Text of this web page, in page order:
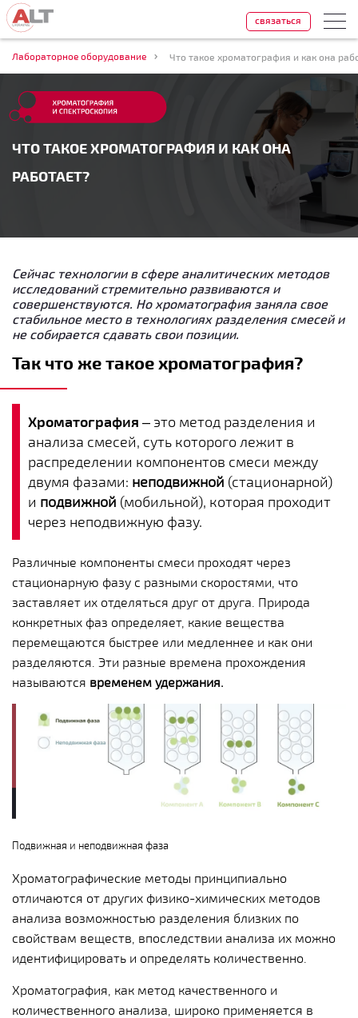
Лабораторное оборудование Что такое хроматография и как она
ЧТО ТАКОЕ ХРОМАТОГРАФИЯ И КАК ОНА
РАБОТАЕТ?
связаться
Сейчас технологии в сфере аналитических методов
исследований стремительно развиваются и
совершенствуются. Но хроматография заняла свое
стабильное место в технологиях разделения смесей и
не собирается сдавать свои позиции.
Так что же такое хроматография?
Хроматография – это метод разделения и
анализа смесей, суть которого лежит в
распределении компонентов смеси между
двумя фазами: неподвижной (стационарной)
и подвижной (мобильной), которая проходит
через неподвижную фазу.
Различные компоненты смеси проходят через
стационарную фазу с разными скоростями, что
заставляет их отделяться друг от друга. Природа
конкретных фаз определяет, какие вещества
перемещаются быстрее или медленнее и как они
разделяются. Эти разные времена прохождения
называются временем удержания.
Подвижная и неподвижная фаза
Хроматографические методы принципиально
отличаются от других физико-химических методов
анализа возможностью разделения близких по
свойствам веществ, впоследствии анализа их можно
идентифицировать и определять количественно.
Хроматография, как метод качественного и
количественного анализа, широко применяется в